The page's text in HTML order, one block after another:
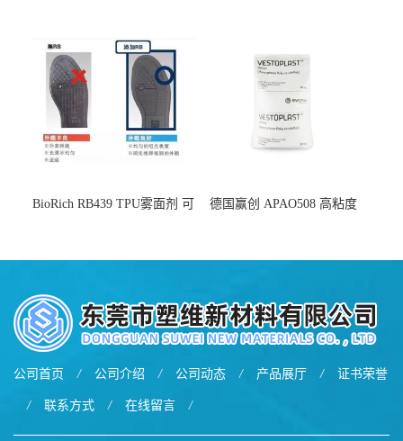
BioRich RB439 TPU雾面剂 可
德国赢创 APAO508 高粘度
公司首页 / 公司介绍 / 公司动态 / 产品展厅 / 证书荣誉
/ 联系方式 / 在线留言 /